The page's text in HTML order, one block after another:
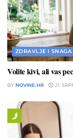
ZDRAVLJE I SNAGA
Volite kivi, ali vas
BY NOVINE.HR 21.